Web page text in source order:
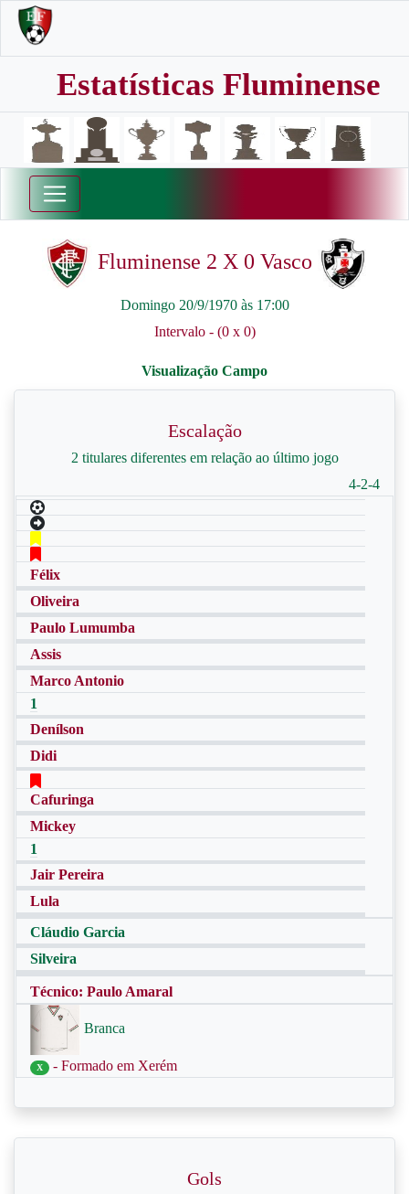
Estatísticas Fluminense
Fluminense 2 X 0 Vasco
Domingo 20/9/1970 às 17:00
Intervalo - (0 x 0)
Escalação
2 titulares diferentes em relação ao último jogo
4-2-4
Félix
Oliveira
Paulo Lumumba
Assis
Marco Antonio
1
Denílson
Didi
Cafuringa
Mickey
1
Jair Pereira
Lula
Cláudio Garcia
Silveira
Técnico: Paulo Amaral
Branca
X - Formado em Xerém
Gols